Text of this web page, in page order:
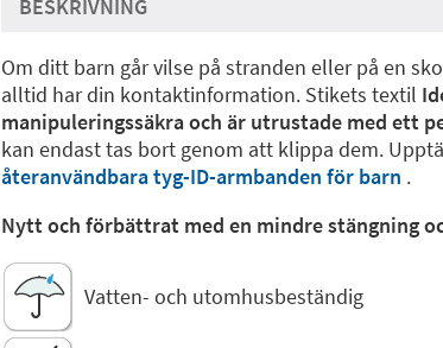
BESKRIVNING
Om ditt barn går vilse på stranden eller på en
alltid har din kontaktinformation. Stikets textil
manipuleringssäkra och är utrustade med ett
kan endast tas bort genom att klippa dem.
återanvändbara tyg-ID-armbanden för barn .
Nytt och förbättrat med en mindre stängning
Vatten- och utomhusbeständig